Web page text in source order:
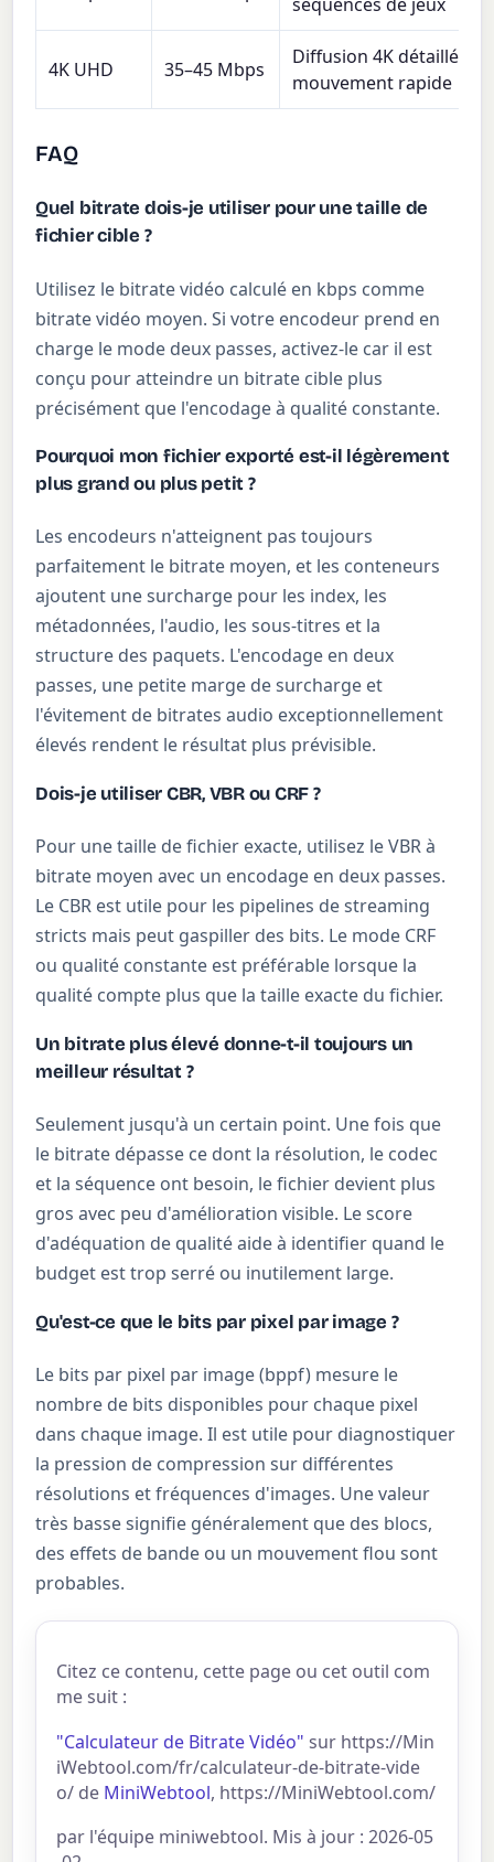
4K UHD 35–45 Mbps
Diffusion 4K détaillée
mouvement rapide
FAQ
Quel bitrate dois-je utiliser pour une taille de
fichier cible ?
Utilisez le bitrate vidéo calculé en kbps comme
bitrate vidéo moyen. Si votre encodeur prend en
charge le mode deux passes, activez-le car il est
conçu pour atteindre un bitrate cible plus
précisément que l'encodage à qualité constante.
Pourquoi mon fichier exporté est-il légèrement
plus grand ou plus petit ?
Les encodeurs n'atteignent pas toujours
parfaitement le bitrate moyen, et les conteneurs
ajoutent une surcharge pour les index, les
métadonnées, l'audio, les sous-titres et la
structure des paquets. L'encodage en deux
passes, une petite marge de surcharge et
l'évitement de bitrates audio exceptionnellement
élevés rendent le résultat plus prévisible.
Dois-je utiliser CBR, VBR ou CRF ?
Pour une taille de fichier exacte, utilisez le VBR à
bitrate moyen avec un encodage en deux passes.
Le CBR est utile pour les pipelines de streaming
stricts mais peut gaspiller des bits. Le mode CRF
ou qualité constante est préférable lorsque la
qualité compte plus que la taille exacte du fichier.
Un bitrate plus élevé donne-t-il toujours un
meilleur résultat ?
Seulement jusqu'à un certain point. Une fois que
le bitrate dépasse ce dont la résolution, le codec
et la séquence ont besoin, le fichier devient plus
gros avec peu d'amélioration visible. Le score
d'adéquation de qualité aide à identifier quand le
budget est trop serré ou inutilement large.
Qu'est-ce que le bits par pixel par image ?
Le bits par pixel par image (bppf) mesure le
nombre de bits disponibles pour chaque pixel
dans chaque image. Il est utile pour diagnostiquer
la pression de compression sur différentes
résolutions et fréquences d'images. Une valeur
très basse signifie généralement que des blocs,
des effets de bande ou un mouvement flou sont
probables.
Citez ce contenu, cette page ou cet outil com
me suit :
"Calculateur de Bitrate Vidéo" sur https://Min
iWebtool.com/fr/calculateur-de-bitrate-vide
o/ de MiniWebtool, https://MiniWebtool.com/
par l'équipe miniwebtool. Mis à jour : 2026-05